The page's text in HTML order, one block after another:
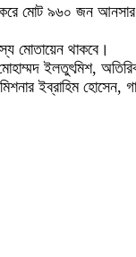
মোট ৯৬০ জন আনসার
মোতায়েন থাকবে।
ইলতুৎমিশ,
ইব্রাহিম হোসেন,